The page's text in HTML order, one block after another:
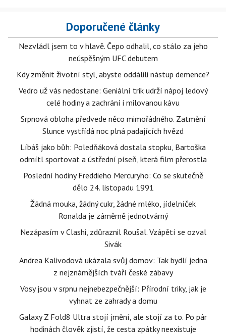
Doporučené články
Nezvládl jsem to v hlavě. Čepo odhalil, co stálo za jeho
neúspěšným UFC debutem
Kdy změnit životní styl, abyste oddálili nástup demence?
Vedro už vás nedostane: Geniální trik udrží nápoj ledový
celé hodiny a zachrání i milovanou kávu
Srpnová obloha předvede něco mimořádného. Zatmění
Slunce vystřídá noc plná padajících hvězd
Líbáš jako bůh: Poledňáková dostala stopku, Bartoška
odmítl sportovat a ústřední píseň, která film přerostla
Poslední hodiny Freddieho Mercuryho: Co se skutečně
dělo 24. listopadu 1991
Žádná mouka, žádný cukr, žádné mléko, jídelníček
Ronalda je záměrně jednotvárný
Nezápasím v Clashi, zdůraznil Roušal. Vzápětí se ozval
Sivák
Andrea Kalivodová ukázala svůj domov: Tak bydlí jedna
z nejznámějších tváří české zábavy
Vosy jsou v srpnu nejnebezpečnější: Přírodní triky, jak je
vyhnat ze zahrady a domu
Galaxy Z Fold8 Ultra stojí jmění, ale stojí za to. Po pár
hodinách člověk zjistí, že cesta zpátky neexistuje